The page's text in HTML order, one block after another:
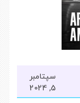
سپتامبر
5, 2024